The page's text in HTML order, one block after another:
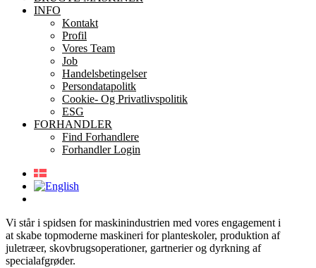
INFO
Kontakt
Profil
Vores Team
Job
Handelsbetingelser
Persondatapolitk
Cookie- Og Privatlivspolitik
ESG
FORHANDLER
Find Forhandlere
Forhandler Login
Vi står i spidsen for maskinindustrien med vores engagement i
at skabe topmoderne maskineri for planteskoler, produktion af
juletræer, skovbrugsoperationer, gartnerier og dyrkning af
specialafgrøder.